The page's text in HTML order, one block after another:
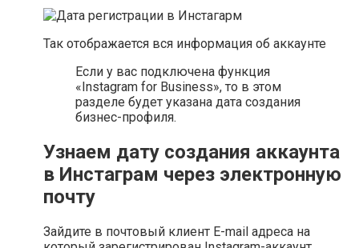
Так отображается вся информация об аккаунте
Если у вас подключена функция
«Instagram for Business», то в этом
разделе будет указана дата создания
бизнес-профиля.
Узнаем дату создания аккаунта
в Инстаграм через электронную
почту
Зайдите в почтовый клиент E-mail адреса на